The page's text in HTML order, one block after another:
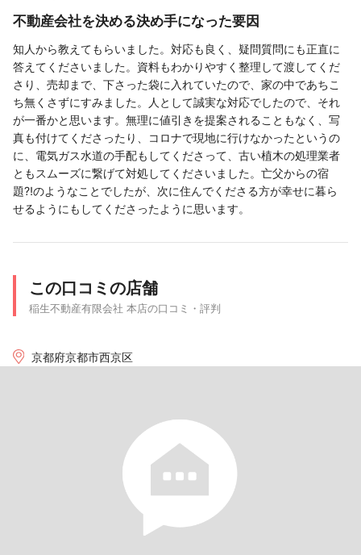
不動産会社を決める決め手になった要因
知人から教えてもらいました。対応も良く、疑問質問にも正直に
答えてくださいました。資料もわかりやすく整理して渡してくだ
さり、売却まで、下さった袋に入れていたので、家の中であちこ
ち無くさずにすみました。人として誠実な対応でしたので、それ
が一番かと思います。無理に値引きを提案されることもなく、写
真も付けてくださったり、コロナで現地に行けなかったというの
に、電気ガス水道の手配もしてくださって、古い植木の処理業者
ともスムーズに繋げて対処してくださいました。亡父からの宿
題⁈のようなことでしたが、次に住んでくださる方が幸せに暮ら
せるようにもしてくださったように思います。
この口コミの店舗
稲生不動産有限会社 本店の口コミ・評判
京都府京都市西京区